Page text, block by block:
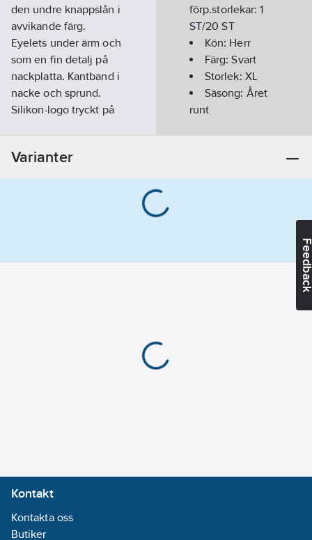
den undre knappslån i
avvikande färg.
Eyelets under ärm och
som en fin detalj på
nackplatta. Kantband i
nacke och sprund.
Silikon-logo tryckt på
g/m².
Artikelnummer: 556751
Materialklass TP1070
förp.storlekar:1
ST/20 ST
Kön: Herr
Färg:Svart
Storlek: XL
Säsong: Året
runt
Knappkrage/Button
Varianter
Kontakt
Kontakta oss
Butiker